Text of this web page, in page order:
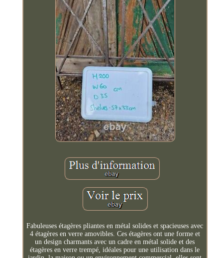
Fabuleuses étagères pliantes en métal solides et spacieuses avec
4 étagères en verre amovibles. Ces étagères ont une forme et
un design charmants avec un cadre en métal solide et des
étagères en verre trempé, idéales pour une utilisation dans le